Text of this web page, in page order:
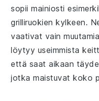
sopii mainiosti
grilliruokien kylkeen.
vaativat vain
löytyy useimmista
että saat aikaan
jotka maistuvat koko